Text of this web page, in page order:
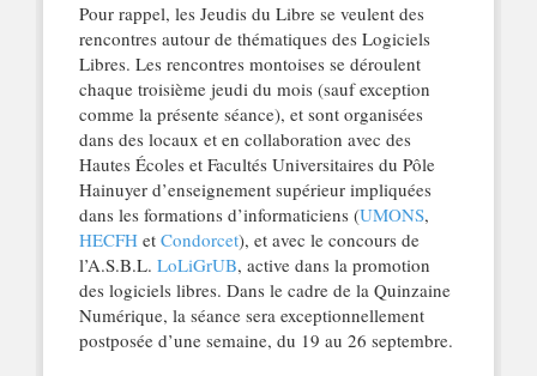
Pour rappel, les Jeudis du Libre se veulent des
rencontres autour de thématiques des Logiciels
Libres. Les rencontres montoises se déroulent
chaque troisième jeudi du mois (sauf exception
comme la présente séance), et sont organisées
dans des locaux et en collaboration avec des
Hautes Écoles et Facultés Universitaires du Pôle
Hainuyer d’enseignement supérieur impliquées
dans les formations d’informaticiens (UMONS,
HECFHet Condorcet), et avec le concours de
l’A.S.B.L. LoLiGrUB, active dans la promotion
des logiciels libres. Dans le cadre de la Quinzaine
Numérique, la séance sera exceptionnellement
postposée d’une semaine, du 19 au 26 septembre.